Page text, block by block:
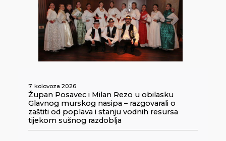
7. kolovoza 2026.
Župan Posavec i Milan Rezo u obilasku
Glavnog murskog nasipa – razgovarali o
zaštiti od poplava i stanju vodnih resursa
tijekom sušnog razdoblja